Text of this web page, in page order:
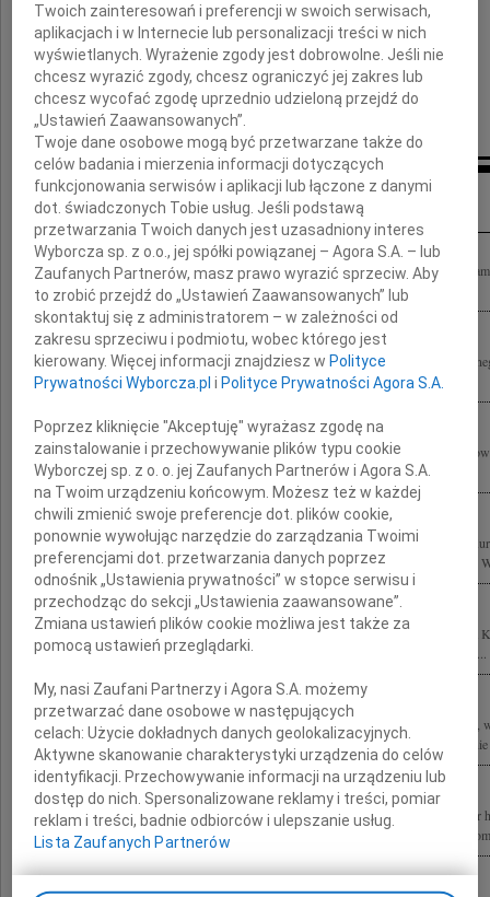
Inne kondolencje
Są rzeczy, które trudno pojąć rozumem i których zrozumieć nie chcemy, lecz one
tych niezwykle trudnych dniach Rodzinie naszego Mistrza i Nauczyciela...
Wyrazy głębokiego współczucia z powodu śmierci wspaniałego Człowieka,
Stefana Kuryłowicza Rodzinie, Współpracownikom oraz Przyjaciołom...
6 czerwca 2011 roku zginął tragicznie wspaniały Kolega i Przyjaciel Stefan
zza oceanu łączymy się myślami ze wszystkimi, których ta tragedia boleśnie...
Z powodu tragicznej śmierci naszego Kolegi, wybitnego architekta prof. Stefana
Przyjaciołom oraz Współpracownikom składamy wyrazy głębokiego współczucia.
Z wielkim smutkiem i żalem żegnam tragicznie zmarłego Kolegę profesora
tragedii składam wyrazy współczucia prof. Ewie Kuryłowicz wszystkim Bliskim i...
Z wielkim żalem przyjęliśmy wiadomość o tragicznej śmierci wybitnego architekta,
Konkursu Polski Cement w Architekturze prof. arch. Stefana Kuryłowicza Rodzinie
Z prawdziwym smutkiem przyjęliśmy wiadomość o tragicznej śmierci Profesora dr
Wszystkie wybitne projekty na długo zapadną nam w pamięć Rodzinie,
Twoich zainteresowań i preferencji w swoich serwisach,
aplikacjach i w Internecie lub personalizacji treści w nich
wyświetlanych. Wyrażenie zgody jest dobrowolne. Jeśli nie
chcesz wyrazić zgody, chcesz ograniczyć jej zakres lub
chcesz wycofać zgodę uprzednio udzieloną przejdź do
„Ustawień Zaawansowanych”.
Twoje dane osobowe mogą być przetwarzane także do
celów badania i mierzenia informacji dotyczących
funkcjonowania serwisów i aplikacji lub łączone z danymi
dot. świadczonych Tobie usług. Jeśli podstawą
przetwarzania Twoich danych jest uzasadniony interes
Wyborcza sp. z o.o., jej spółki powiązanej – Agora S.A. – lub
Zaufanych Partnerów, masz prawo wyrazić sprzeciw. Aby
to zrobić przejdź do „Ustawień Zaawansowanych” lub
skontaktuj się z administratorem – w zależności od
zakresu sprzeciwu i podmiotu, wobec którego jest
kierowany. Więcej informacji znajdziesz wPolityce
Prywatności Wyborcza.pl iPolityce Prywatności Agora S.A.
Poprzez kliknięcie "Akceptuję" wyrażasz zgodę na
zainstalowanie i przechowywanie plików typu cookie
Wyborczej sp. z o. o. jej Zaufanych Partnerów i Agora S.A.
na Twoim urządzeniu końcowym. Możesz też w każdej
chwili zmienić swoje preferencje dot. plików cookie,
ponownie wywołując narzędzie do zarządzania Twoimi
preferencjami dot. przetwarzania danych poprzez
odnośnik „Ustawienia prywatności” w stopce serwisu i
przechodząc do sekcji „Ustawienia zaawansowane”.
Zmiana ustawień plików cookie możliwa jest także za
pomocą ustawień przeglądarki.
My, nasi Zaufani Partnerzy i Agora S.A. możemy
przetwarzać dane osobowe w następujących
celach:Użycie dokładnych danych geolokalizacyjnych.
Aktywne skanowanie charakterystyki urządzenia do celów
identyfikacji. Przechowywanie informacji na urządzeniu lub
dostęp do nich. Spersonalizowane reklamy i treści, pomiar
reklam i treści, badnie odbiorców i ulepszanie usług.
Lista Zaufanych Partnerów